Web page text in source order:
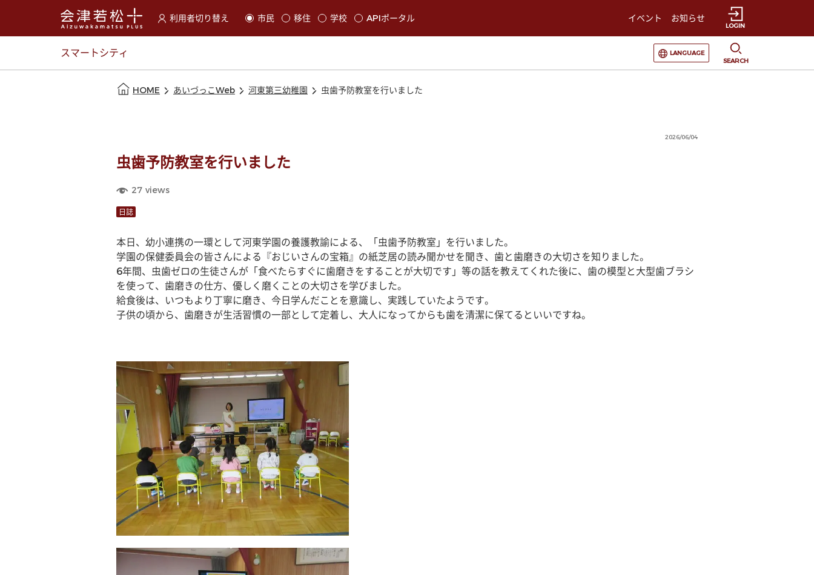
利用者切り替え
選択すると利用者の切替が発生します
市民 移住 学校 APIポータル イベント お知らせ
LOGIN
スマートシティ
選択すると言語の切替が発生します
LANGUAGE
SEARCH
HOME あいづっこWeb 河東第三幼稚園 虫歯予防教室を行いました
2026/06/04
虫歯予防教室を行いました
27 views
日誌
本日、幼小連携の一環として河東学園の養護教諭による、「虫歯予防教室」を行いました。
学園の保健委員会の皆さんによる『おじいさんの宝箱』の紙芝居の読み聞かせを聞き、歯と歯磨きの大切さを知りました。
6年間、虫歯ゼロの生徒さんが「食べたらすぐに歯磨きをすることが大切です」等の話を教えてくれた後に、歯の模型と大型歯ブラシ
を使って、歯磨きの仕方、優しく磨くことの大切さを学びました。
給食後は、いつもより丁寧に磨き、今日学んだことを意識し、実践していたようです。
子供の頃から、歯磨きが生活習慣の一部として定着し、大人になってからも歯を清潔に保てるといいですね。